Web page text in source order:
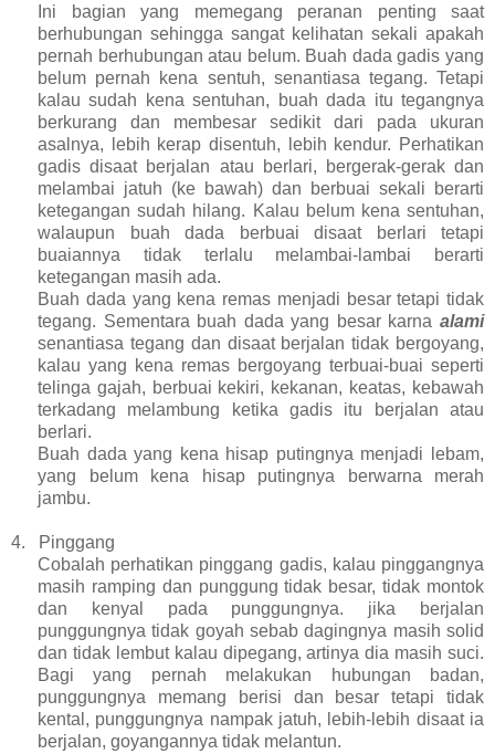
Ini bagian yang memegang peranan penting saat
berhubungan sehingga sangat kelihatan sekali apakah
pernah berhubungan atau belum. Buah dada gadis yang
belum pernah kena sentuh, senantiasa tegang. Tetapi
kalau sudah kena sentuhan, buah dada itu tegangnya
berkurang dan membesar sedikit dari pada ukuran
asalnya, lebih kerap disentuh, lebih kendur. Perhatikan
gadis disaat berjalan atau berlari, bergerak-gerak dan
melambai jatuh (ke bawah) dan berbuai sekali berarti
ketegangan sudah hilang. Kalau belum kena sentuhan,
walaupun buah dada berbuai disaat berlari tetapi
buaiannya tidak terlalu melambai-lambai berarti
ketegangan masih ada.
Buah dada yang kena remas menjadi besar tetapi tidak
tegang. Sementara buah dada yang besar karna alami
senantiasa tegang dan disaat berjalan tidak bergoyang,
kalau yang kena remas bergoyang terbuai-buai seperti
telinga gajah, berbuai kekiri, kekanan, keatas, kebawah
terkadang melambung ketika gadis itu berjalan atau
berlari.
Buah dada yang kena hisap putingnya menjadi lebam,
yang belum kena hisap putingnya berwarna merah
jambu.
4.
Pinggang
Cobalah perhatikan pinggang gadis, kalau pinggangnya
masih ramping dan punggung tidak besar, tidak montok
dan kenyal pada punggungnya. jika berjalan
punggungnya tidak goyah sebab dagingnya masih solid
dan tidak lembut kalau dipegang, artinya dia masih suci.
Bagi yang pernah melakukan hubungan badan,
punggungnya memang berisi dan besar tetapi tidak
kental, punggungnya nampak jatuh, lebih-lebih disaat ia
berjalan, goyangannya tidak melantun.